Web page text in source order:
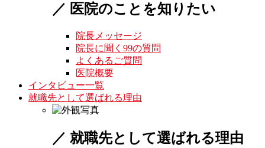
／ 医院のことを知りたい
院長メッセージ
院長に聞く99の質問
よくあるご質問
医院概要
インタビュー一覧
就職先として選ばれる理由
／ 就職先として選ばれる理由